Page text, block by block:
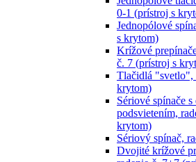
0-1 (prístroj s
Jednopólové
s krytom)
Krížové
č. 7 (prístroj s
Tlačidlá "svetlo",
krytom)
Sériové spínače
podsvietením,
krytom)
Sériový spínač,
Dvojité krížové